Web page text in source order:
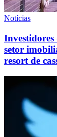
Notícias
setor
resort de